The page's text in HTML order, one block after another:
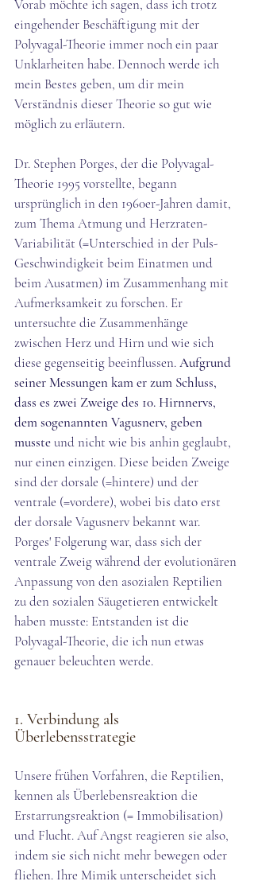
Vorab möchte ich sagen, dass ich trotz
eingehender Beschäftigung mit der
Polyvagal-Theorie immer noch ein paar
Unklarheiten habe. Dennoch werde ich
mein Bestes geben, um dir mein
Verständnis dieser Theorie so gut wie
möglich zu erläutern.
Dr. Stephen Porges, der die Polyvagal-
Theorie 1995 vorstellte, begann
ursprünglich in den 1960er-Jahren damit,
zum Thema Atmung und Herzraten-
Variabilität (=Unterschied in der Puls-
Geschwindigkeit beim Einatmen und
beim Ausatmen) im Zusammenhang mit
Aufmerksamkeit zu forschen. Er
untersuchte die Zusammenhänge
zwischen Herz und Hirn und wie sich
diese gegenseitig beeinflussen. Aufgrund
seiner Messungen kam er zum Schluss,
dass es zwei Zweige des 10. Hirnnervs,
dem sogenannten Vagusnerv, geben
musste und nicht wie bis anhin geglaubt,
nur einen einzigen. Diese beiden Zweige
sind der dorsale (=hintere) und der
ventrale (=vordere), wobei bis dato erst
der dorsale Vagusnerv bekannt war.
Porges' Folgerung war, dass sich der
ventrale Zweig während der evolutionären
Anpassung von den asozialen Reptilien
zu den sozialen Säugetieren entwickelt
haben musste: Entstanden ist die
Polyvagal-Theorie, die ich nun etwas
genauer beleuchten werde.
1. Verbindung als
Überlebensstrategie
Unsere frühen Vorfahren, die Reptilien,
kennen als Überlebensreaktion die
Erstarrungsreaktion (= Immobilisation)
und Flucht. Auf Angst reagieren sie also,
indem sie sich nicht mehr bewegen oder
fliehen. Ihre Mimik unterscheidet sich